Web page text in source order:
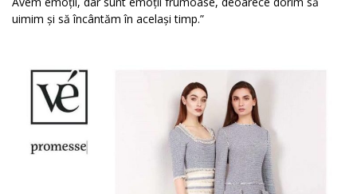
uimim și să încântăm în același timp.”